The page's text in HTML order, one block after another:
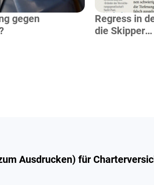
gegen
Regress in
die Skipper
Ausdrucken) für